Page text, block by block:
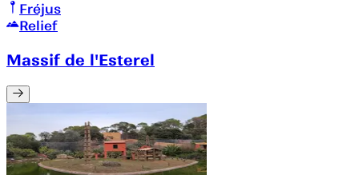
Fréjus
Relief
Massif de l'Esterel